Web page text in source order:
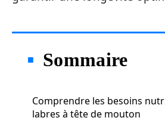
Sommaire
Comprendre les besoins
labres à tête de mouton